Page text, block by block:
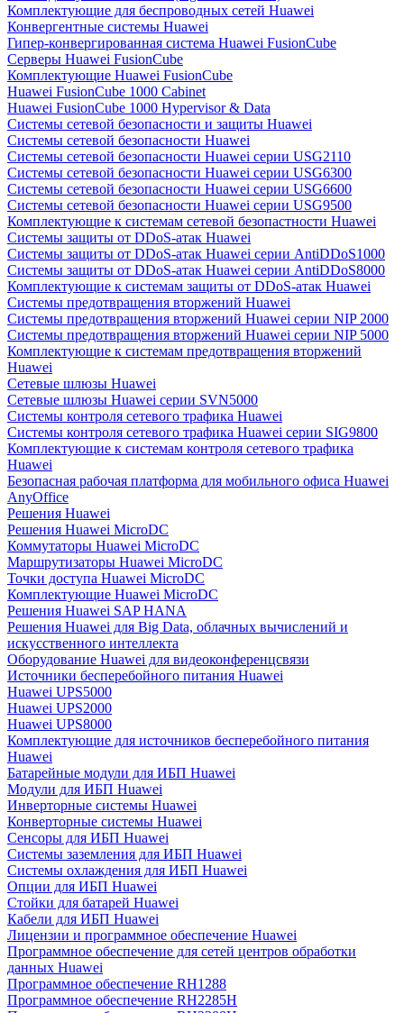
Комплектующие для беспроводных сетей Huawei
Конвергентные системы Huawei
Гипер-конвергированная система Huawei FusionCube
Серверы Huawei FusionCube
Комплектующие Huawei FusionCube
Huawei FusionCube 1000 Cabinet
Huawei FusionCube 1000 Hypervisor & Data
Системы сетевой безопасности и защиты Huawei
Системы сетевой безопасности Huawei
Системы сетевой безопасности Huawei серии USG2110
Системы сетевой безопасности Huawei серии USG6300
Системы сетевой безопасности Huawei серии USG6600
Системы сетевой безопасности Huawei серии USG9500
Комплектующие к системам сетевой безопастности Huawei
Системы защиты от DDoS-атак Huawei
Системы защиты от DDoS-атак Huawei серии AntiDDoS1000
Системы защиты от DDoS-атак Huawei серии AntiDDoS8000
Комплектующие к системам защиты от DDoS-атак Huawei
Системы предотвращения вторжений Huawei
Системы предотвращения вторжений Huawei серии NIP 2000
Системы предотвращения вторжений Huawei серии NIP 5000
Комплектующие к системам предотвращения вторжений
Huawei
Сетевые шлюзы Huawei
Сетевые шлюзы Huawei серии SVN5000
Системы контроля сетевого трафика Huawei
Системы контроля сетевого трафика Huawei серии SIG9800
Комплектующие к системам контроля сетевого трафика
Huawei
Безопасная рабочая платформа для мобильного офиса Huawei
AnyOffice
Решения Huawei
Решения Huawei MicroDC
Коммутаторы Huawei MicroDC
Маршрутизаторы Huawei MicroDC
Точки доступа Huawei MicroDC
Комплектующие Huawei MicroDC
Решения Huawei SAP HANA
Решения Huawei для Big Data, облачных вычислений и
искусственного интеллекта
Оборудование Huawei для видеоконференцсвязи
Источники бесперебойного питания Huawei
Huawei UPS5000
Huawei UPS2000
Huawei UPS8000
Комплектующие для источников бесперебойного питания
Huawei
Батарейные модули для ИБП Huawei
Модули для ИБП Huawei
Инверторные системы Huawei
Конверторные системы Huawei
Сенсоры для ИБП Huawei
Системы заземления для ИБП Huawei
Системы охлаждения для ИБП Huawei
Опции для ИБП Huawei
Стойки для батарей Huawei
Кабели для ИБП Huawei
Лицензии и программное обеспечение Huawei
Программное обеспечение для сетей центров обработки
данных Huawei
Программное обеспечение RH1288
Программное обеспечение RH2285H